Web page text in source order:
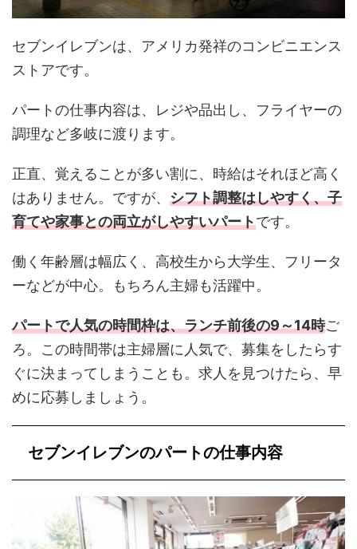
セブンイレブンは、アメリカ発祥のコンビニエンス
ストアです。
パートの仕事内容は、レジや品出し、フライヤーの
調理など多岐に渡ります。
正直、覚えることが多い割に、時給はそれほど高く
はありません。ですが、 シフト調整はしやすく、子
育てや家事との両立がしやすいパートです。
働く年齢層は幅広く、高校生から大学生、フリータ
ーなどが中心。もちろん主婦も活躍中。
パートで人気の時間枠は、ランチ前後の9～14時ご
ろ。この時間帯は主婦層に人気で、募集をしたらす
ぐに決まってしまうことも。求人を見つけたら、早
めに応募しましょう。
セブンイレブンのパートの仕事内容